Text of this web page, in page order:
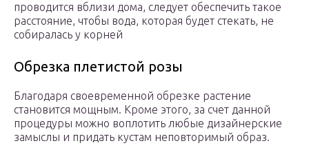
проводится вблизи дома, следует обеспечить такое
расстояние, чтобы вода, которая будет стекать, не
собиралась у корней
Обрезка плетистой розы
Благодаря своевременной обрезке растение
становится мощным. Кроме этого, за счет данной
процедуры можно воплотить любые дизайнерские
замыслы и придать кустам неповторимый образ.